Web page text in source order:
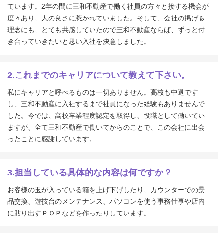
ています。2年の間に三和不動産で働く社員の方々と接する機会が
度々あり、人の良さに惹かれていました。そして、会社の掲げる
理念にも、とても共感していたので三和不動産ならば、ずっと付
き合っていきたいと思い入社を決意しました。
2.これまでのキャリアについて教えて下さい。
私にキャリアと呼べるものは一切ありません。高校も中退です
し、三和不動産に入社するまで社員になった経験もありませんで
した。今では、高校卒業程度認定を取得し、役職として働いてい
ますが、全て三和不動産で働いてからのことで、この会社に出会
ったことに感謝しています。
3.担当している具体的な内容は何ですか？
お客様の玉が入っている箱を上げ下げしたり、カウンターでの景
品交換、遊技台のメンテナンス、パソコンを使う事務仕事や店内
に貼り出すＰＯＰなどを作ったりしています。